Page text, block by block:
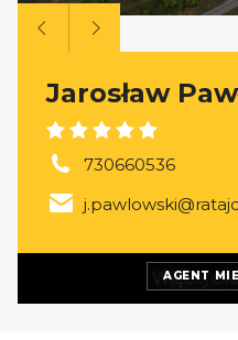
AGENT
Jarosław
730660536
Więcej